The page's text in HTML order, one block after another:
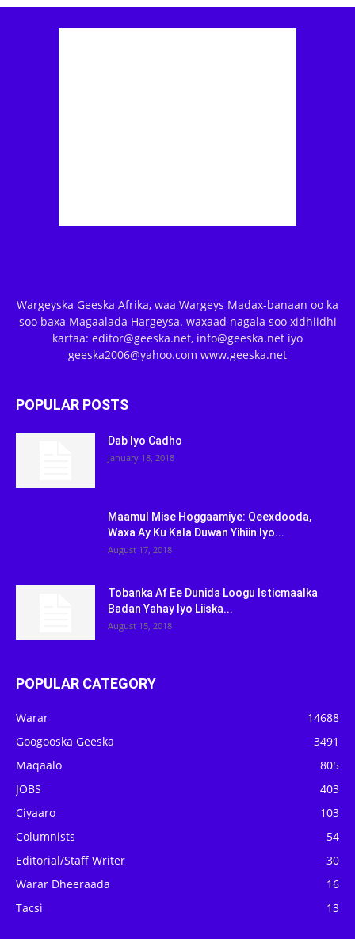
Wargeyska Geeska Afrika, waa Wargeys Madax-banaan oo ka
soo baxa Magaalada Hargeysa. waxaad nagala soo xidhiidhi
kartaa: editor@geeska.net, info@geeska.net iyo
geeska2006@yahoo.com www.geeska.net
POPULAR POSTS
Dab Iyo Cadho
January 18, 2018
Maamul Mise Hoggaamiye: Qeexdooda,
Waxa Ay Ku Kala Duwan Yihiin Iyo...
August 17, 2018
Tobanka Af Ee Dunida Loogu Isticmaalka
Badan Yahay Iyo Liiska...
August 15, 2018
POPULAR CATEGORY
Warar
14688
Googooska Geeska
3491
Maqaalo
805
JOBS
403
Ciyaaro
103
Columnists
54
Editorial/Staff Writer
30
Warar Dheeraada
16
Tacsi
13